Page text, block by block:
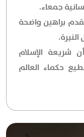
جمعاء.
براهين واضحة
شريعة الإسلام
حكماء العالم